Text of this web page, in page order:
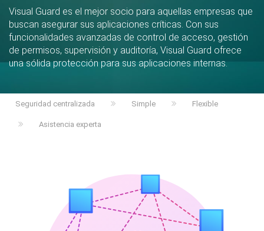
Visual Guard es el mejor socio para aquellas empresas que
buscan asegurar sus aplicaciones críticas. Con sus
funcionalidades avanzadas de control de acceso, gestión
de permisos, supervisión y auditoría, Visual Guard ofrece
una sólida protección para sus aplicaciones internas.
Seguridad centralizada Simple Flexible
Asistencia experta